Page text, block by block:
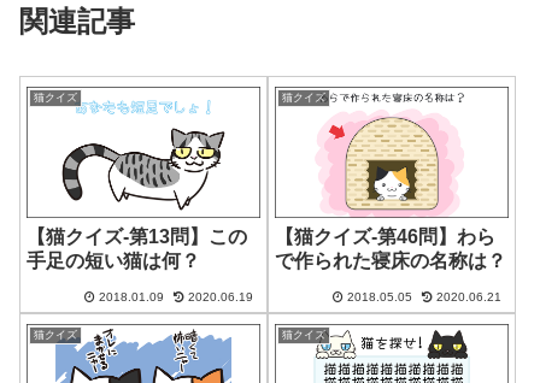
関連記事
猫クイズ
【猫クイズ-第13問】この
手足の短い猫は何？
2018.01.09 2020.06.19
猫クイズ
【猫クイズ-第46問】わら
で作られた寝床の名称は？
2018.05.05 2020.06.21
猫クイズ 猫クイズ